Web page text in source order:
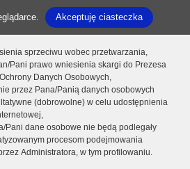
Akceptuję ciasteczka
sprzeciwu wobec przetwarzania,
Pani prawo wniesienia skargi do Prezesa
Danych Osobowych,
przez Pana/Panią danych osobowych
(dobrowolne) w celu udostępnienia
Pani dane osobowe nie będą podlegały
procesom podejmowania
Administratora, w tym profilowaniu.